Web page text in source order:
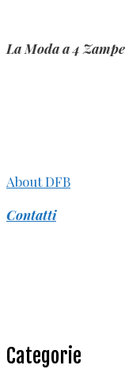
La Moda a 4 Zampe
About DFB
Contatti
Categorie